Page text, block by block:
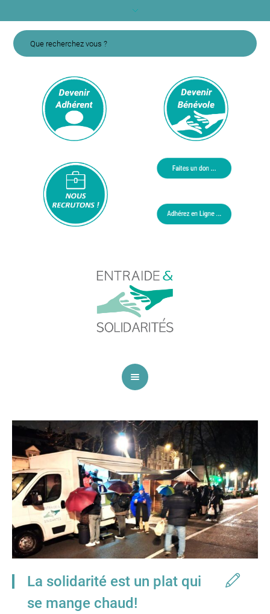
La solidarité est un plat qui
se mange chaud!